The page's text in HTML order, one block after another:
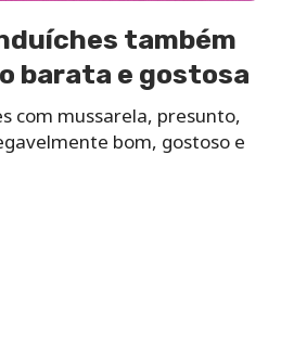
também
barata e gostosa
com mussarela, presunto,
bom, gostoso e